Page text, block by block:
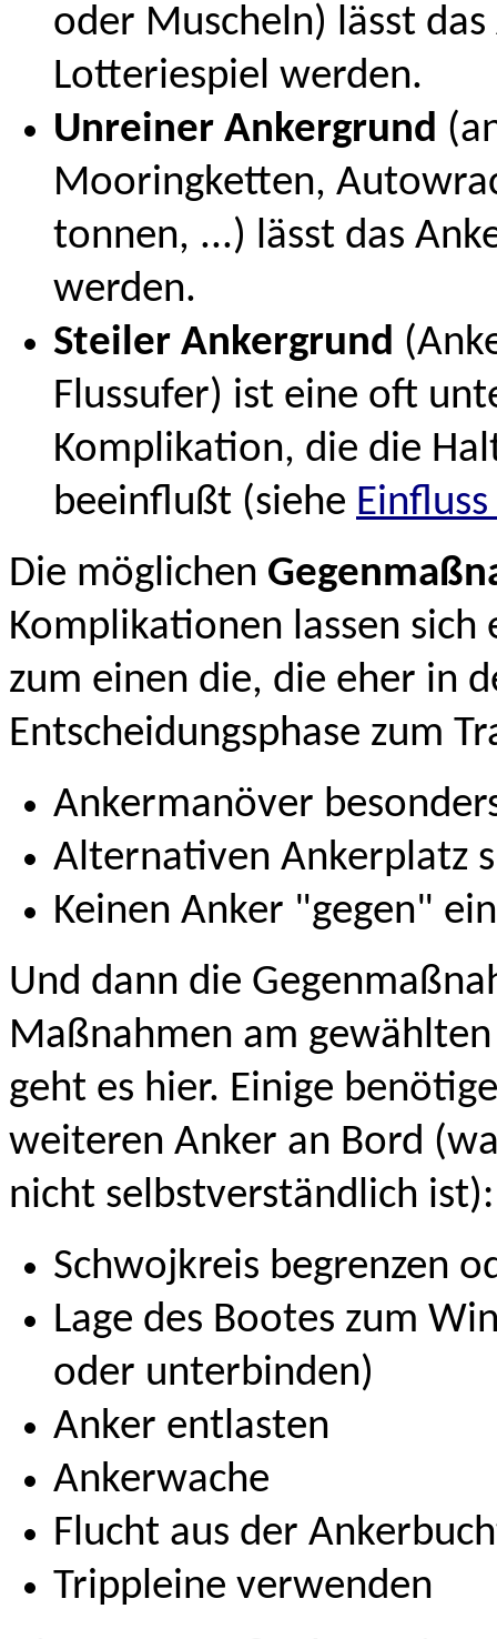
oder Muscheln) lässt
Lotteriespiel werden.
Unreiner Ankergrund
Mooringketten,
tonnen, ...) lässt das
werden.
Steiler Ankergrund
Flussufer) ist eine oft
Komplikation, die die
beeinflußt (siehe
Die möglichen
Komplikationen lassen sich
zum einen die, die eher in
Entscheidungsphase zum
Ankermanöver
Alternativen Ankerplatz
Keinen Anker "gegen"
Und dann die
Maßnahmen am
geht es hier. Einige
weiteren Anker an Bord
nicht selbstverständlich ist):
Schwojkreis begrenzen
Lage des Bootes zum
oder unterbinden)
Anker entlasten
Ankerwache
Flucht aus der
Trippleine verwenden